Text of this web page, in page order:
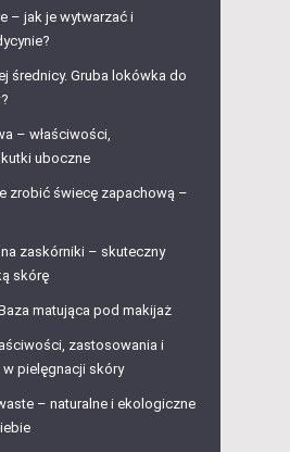
– jak je wytwarzać i
średnicy. Gruba lokówka do
– właściwości,
uboczne
zrobić świecę zapachową –
zaskórniki – skuteczny
skórę
matująca pod makijaż
zastosowania i
pielęgnacji skóry
– naturalne i ekologiczne